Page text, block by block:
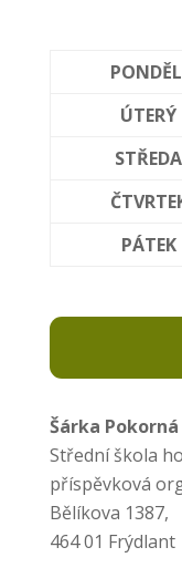
ÚTERÝ
STŘEDA
PÁTEK
Šárka
Střední škola
příspěvková
Bělíkova 1387,
464 01 Frýdlant